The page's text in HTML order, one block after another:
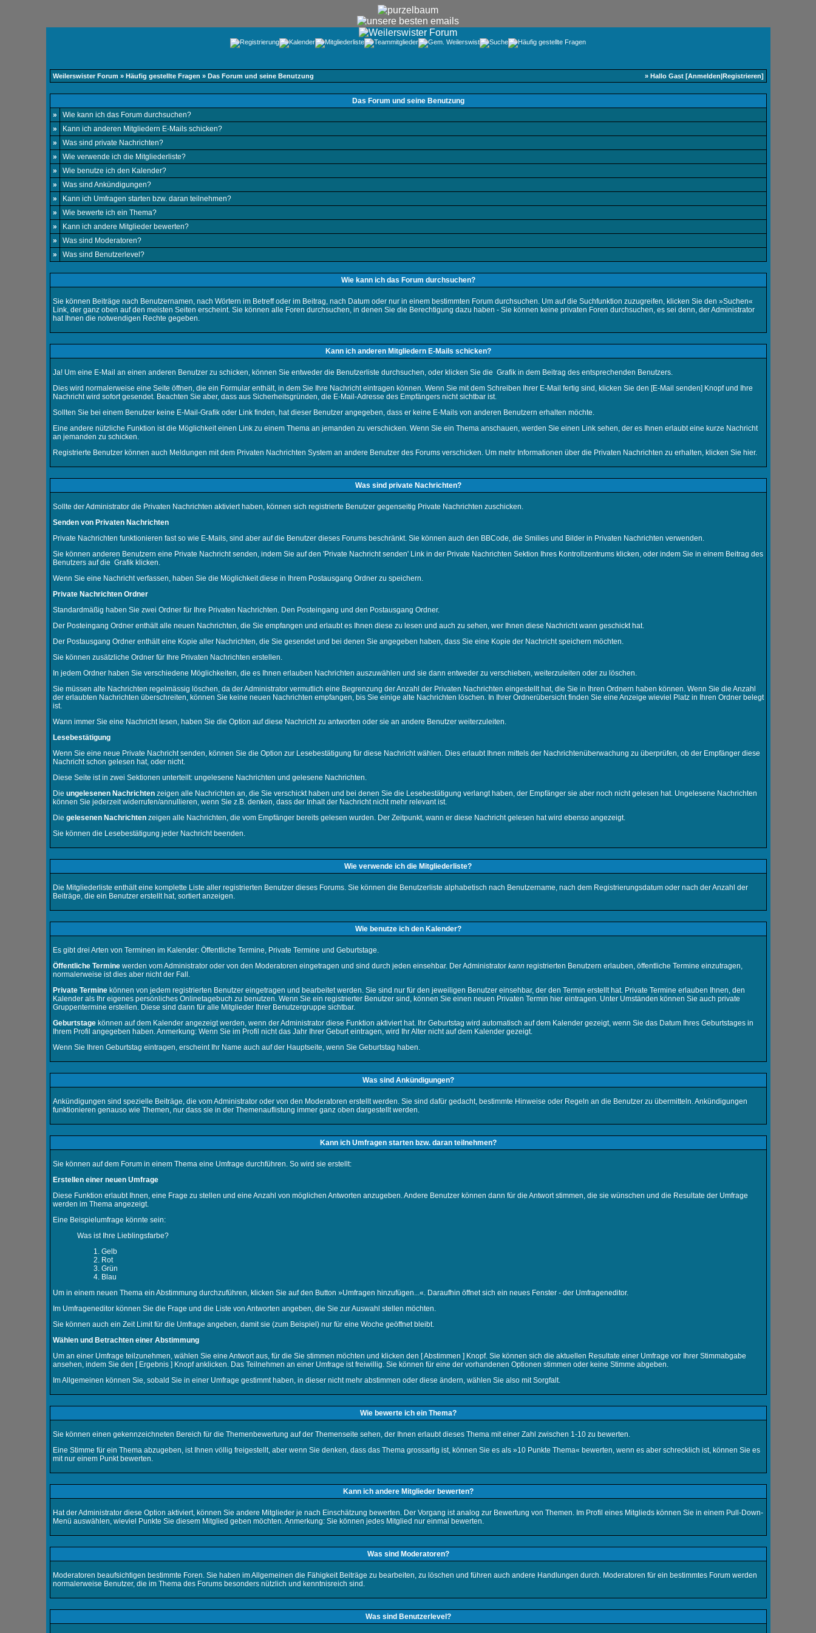
Weilerswister Forum » Häufig gestellte Fragen » Das Forum und seine Benutzung » Hallo Gast [Anmelden|Registrieren]
Das Forum und seine Benutzung
»
Wie kann ich das Forum durchsuchen?
»
Kann ich anderen Mitgliedern E-Mails schicken?
»
Was sind private Nachrichten?
»
Wie verwende ich die Mitgliederliste?
»
Wie benutze ich den Kalender?
»
Was sind Ankündigungen?
»
Kann ich Umfragen starten bzw. daran teilnehmen?
»
Wie bewerte ich ein Thema?
»
Kann ich andere Mitglieder bewerten?
»
Was sind Moderatoren?
»
Was sind Benutzerlevel?
Wie kann ich das Forum durchsuchen?
Sie können Beiträge nach Benutzernamen, nach Wörtern im Betreff oder im Beitrag, nach Datum oder nur in einem bestimmten Forum durchsuchen. Um auf die Suchfunktion zuzugreifen, klicken Sie den »Suchen«
Link, der ganz oben auf den meisten Seiten erscheint. Sie können alle Foren durchsuchen, in denen Sie die Berechtigung dazu haben - Sie können keine privaten Foren durchsuchen, es sei denn, der Administrator
hat Ihnen die notwendigen Rechte gegeben.
Kann ich anderen Mitgliedern E-Mails schicken?
Ja! Um eine E-Mail an einen anderen Benutzer zu schicken, können Sie entweder die Benutzerliste durchsuchen, oder klicken Sie die Grafik in dem Beitrag des entsprechenden Benutzers.
Dies wird normalerweise eine Seite öffnen, die ein Formular enthält, in dem Sie Ihre Nachricht eintragen können. Wenn Sie mit dem Schreiben Ihrer E-Mail fertig sind, klicken Sie den [E-Mail senden] Knopf und Ihre
Nachricht wird sofort gesendet. Beachten Sie aber, dass aus Sicherheitsgründen, die E-Mail-Adresse des Empfängers nicht sichtbar ist.
Sollten Sie bei einem Benutzer keine E-Mail-Grafik oder Link finden, hat dieser Benutzer angegeben, dass er keine E-Mails von anderen Benutzern erhalten möchte.
Eine andere nützliche Funktion ist die Möglichkeit einen Link zu einem Thema an jemanden zu verschicken. Wenn Sie ein Thema anschauen, werden Sie einen Link sehen, der es Ihnen erlaubt eine kurze Nachricht
an jemanden zu schicken.
Registrierte Benutzer können auch Meldungen mit dem Privaten Nachrichten System an andere Benutzer des Forums verschicken. Um mehr Informationen über die Privaten Nachrichten zu erhalten, klicken Sie hier.
Was sind private Nachrichten?
Sollte der Administrator die Privaten Nachrichten aktiviert haben, können sich registrierte Benutzer gegenseitig Private Nachrichten zuschicken.
Senden von Privaten Nachrichten
Private Nachrichten funktionieren fast so wie E-Mails, sind aber auf die Benutzer dieses Forums beschränkt. Sie können auch den BBCode, die Smilies und Bilder in Privaten Nachrichten verwenden.
Sie können anderen Benutzern eine Private Nachricht senden, indem Sie auf den 'Private Nachricht senden' Link in der Private Nachrichten Sektion Ihres Kontrollzentrums klicken, oder indem Sie in einem Beitrag des
Benutzers auf die Grafik klicken.
Wenn Sie eine Nachricht verfassen, haben Sie die Möglichkeit diese in Ihrem Postausgang Ordner zu speichern.
Private Nachrichten Ordner
Standardmäßig haben Sie zwei Ordner für Ihre Privaten Nachrichten. Den Posteingang und den Postausgang Ordner.
Der Posteingang Ordner enthält alle neuen Nachrichten, die Sie empfangen und erlaubt es Ihnen diese zu lesen und auch zu sehen, wer Ihnen diese Nachricht wann geschickt hat.
Der Postausgang Ordner enthält eine Kopie aller Nachrichten, die Sie gesendet und bei denen Sie angegeben haben, dass Sie eine Kopie der Nachricht speichern möchten.
Sie können zusätzliche Ordner für Ihre Privaten Nachrichten erstellen.
In jedem Ordner haben Sie verschiedene Möglichkeiten, die es Ihnen erlauben Nachrichten auszuwählen und sie dann entweder zu verschieben, weiterzuleiten oder zu löschen.
Sie müssen alte Nachrichten regelmässig löschen, da der Administrator vermutlich eine Begrenzung der Anzahl der Privaten Nachrichten eingestellt hat, die Sie in Ihren Ordnern haben können. Wenn Sie die Anzahl
der erlaubten Nachrichten überschreiten, können Sie keine neuen Nachrichten empfangen, bis Sie einige alte Nachrichten löschen. In Ihrer Ordnerübersicht finden Sie eine Anzeige wieviel Platz in Ihren Ordner belegt
ist.
Wann immer Sie eine Nachricht lesen, haben Sie die Option auf diese Nachricht zu antworten oder sie an andere Benutzer weiterzuleiten.
Lesebestätigung
Wenn Sie eine neue Private Nachricht senden, können Sie die Option zur Lesebestätigung für diese Nachricht wählen. Dies erlaubt Ihnen mittels der Nachrichtenüberwachung zu überprüfen, ob der Empfänger diese
Nachricht schon gelesen hat, oder nicht.
Diese Seite ist in zwei Sektionen unterteilt: ungelesene Nachrichten und gelesene Nachrichten.
Die ungelesenen Nachrichtenzeigen alle Nachrichten an, die Sie verschickt haben und bei denen Sie die Lesebestätigung verlangt haben, der Empfänger sie aber noch nicht gelesen hat. Ungelesene Nachrichten
können Sie jederzeit widerrufen/annullieren, wenn Sie z.B. denken, dass der Inhalt der Nachricht nicht mehr relevant ist.
Die gelesenen Nachrichtenzeigen alle Nachrichten, die vom Empfänger bereits gelesen wurden. Der Zeitpunkt, wann er diese Nachricht gelesen hat wird ebenso angezeigt.
Sie können die Lesebestätigung jeder Nachricht beenden.
Wie verwende ich die Mitgliederliste?
Die Mitgliederliste enthält eine komplette Liste aller registrierten Benutzer dieses Forums. Sie können die Benutzerliste alphabetisch nach Benutzername, nach dem Registrierungsdatum oder nach der Anzahl der
Beiträge, die ein Benutzer erstellt hat, sortiert anzeigen.
Wie benutze ich den Kalender?
Es gibt drei Arten von Terminen im Kalender: Öffentliche Termine, Private Termine und Geburtstage.
Öffentliche Terminewerden vom Administrator oder von den Moderatoren eingetragen und sind durch jeden einsehbar. Der Administrator kann registrierten Benutzern erlauben, öffentliche Termine einzutragen,
normalerweise ist dies aber nicht der Fall.
Private Terminekönnen von jedem registrierten Benutzer eingetragen und bearbeitet werden. Sie sind nur für den jeweiligen Benutzer einsehbar, der den Termin erstellt hat. Private Termine erlauben Ihnen, den
Kalender als Ihr eigenes persönliches Onlinetagebuch zu benutzen. Wenn Sie ein registrierter Benutzer sind, können Sie einen neuen Privaten Termin hiereintragen. Unter Umständen können Sie auch private
Gruppentermine erstellen. Diese sind dann für alle Mitglieder Ihrer Benutzergruppe sichtbar.
Geburtstagekönnen auf dem Kalender angezeigt werden, wenn der Administrator diese Funktion aktiviert hat. Ihr Geburtstag wird automatisch auf dem Kalender gezeigt, wenn Sie das Datum Ihres Geburtstages in
Ihrem Profil angegeben haben. Anmerkung: Wenn Sie im Profil nicht das Jahr Ihrer Geburt eintragen, wird Ihr Alter nicht auf dem Kalender gezeigt.
Wenn Sie Ihren Geburtstag eintragen, erscheint Ihr Name auch auf der Hauptseite, wenn Sie Geburtstag haben.
Was sind Ankündigungen?
Ankündigungen sind spezielle Beiträge, die vom Administrator oder von den Moderatoren erstellt werden. Sie sind dafür gedacht, bestimmte Hinweise oder Regeln an die Benutzer zu übermitteln. Ankündigungen
funktionieren genauso wie Themen, nur dass sie in der Themenauflistung immer ganz oben dargestellt werden.
Kann ich Umfragen starten bzw. daran teilnehmen?
Sie können auf dem Forum in einem Thema eine Umfrage durchführen. So wird sie erstellt:
Erstellen einer neuen Umfrage
Diese Funktion erlaubt Ihnen, eine Frage zu stellen und eine Anzahl von möglichen Antworten anzugeben. Andere Benutzer können dann für die Antwort stimmen, die sie wünschen und die Resultate der Umfrage
werden im Thema angezeigt.
Eine Beispielumfrage könnte sein:
Was ist Ihre Lieblingsfarbe?
Gelb
Rot
Grün
Blau
Um in einem neuen Thema ein Abstimmung durchzuführen, klicken Sie auf den Button »Umfragen hinzufügen...«. Daraufhin öffnet sich ein neues Fenster - der Umfrageneditor.
Im Umfrageneditor können Sie die Frage und die Liste von Antworten angeben, die Sie zur Auswahl stellen möchten.
Sie können auch ein Zeit Limit für die Umfrage angeben, damit sie (zum Beispiel) nur für eine Woche geöffnet bleibt.
Wählen und Betrachten einer Abstimmung
Um an einer Umfrage teilzunehmen, wählen Sie eine Antwort aus, für die Sie stimmen möchten und klicken den [ Abstimmen ] Knopf. Sie können sich die aktuellen Resultate einer Umfrage vor Ihrer Stimmabgabe
ansehen, indem Sie den [ Ergebnis ] Knopf anklicken. Das Teilnehmen an einer Umfrage ist freiwillig. Sie können für eine der vorhandenen Optionen stimmen oder keine Stimme abgeben.
Im Allgemeinen können Sie, sobald Sie in einer Umfrage gestimmt haben, in dieser nicht mehr abstimmen oder diese ändern, wählen Sie also mit Sorgfalt.
Wie bewerte ich ein Thema?
Sie können einen gekennzeichneten Bereich für die Themenbewertung auf der Themenseite sehen, der Ihnen erlaubt dieses Thema mit einer Zahl zwischen 1-10 zu bewerten.
Eine Stimme für ein Thema abzugeben, ist Ihnen völlig freigestellt, aber wenn Sie denken, dass das Thema grossartig ist, können Sie es als »10 Punkte Thema« bewerten, wenn es aber schrecklich ist, können Sie es
mit nur einem Punkt bewerten.
Kann ich andere Mitglieder bewerten?
Hat der Administrator diese Option aktiviert, können Sie andere Mitglieder je nach Einschätzung bewerten. Der Vorgang ist analog zur Bewertung von Themen. Im Profil eines Mitglieds können Sie in einem Pull-Down-
Menü auswählen, wieviel Punkte Sie diesem Mitglied geben möchten. Anmerkung: Sie können jedes Mitglied nur einmal bewerten.
Was sind Moderatoren?
Moderatoren beaufsichtigen bestimmte Foren. Sie haben im Allgemeinen die Fähigkeit Beiträge zu bearbeiten, zu löschen und führen auch andere Handlungen durch. Moderatoren für ein bestimmtes Forum werden
normalerweise Benutzer, die im Thema des Forums besonders nützlich und kenntnisreich sind.
Was sind Benutzerlevel?